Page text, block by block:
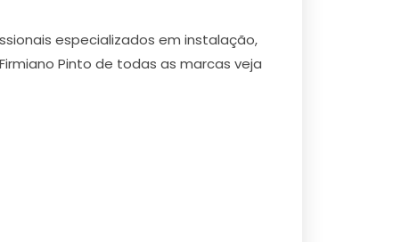
especializados em instalação,
Pinto de todas as marcas veja